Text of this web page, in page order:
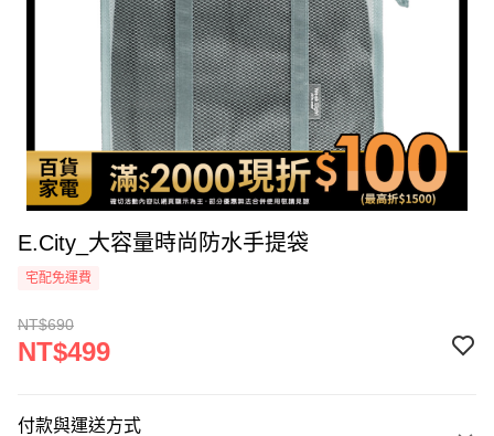
E.City_大容量時尚防水手提袋
宅配免運費
NT$690
NT$499
付款與運送方式